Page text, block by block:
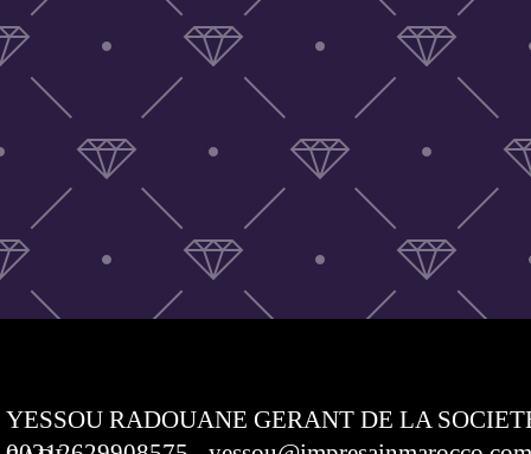
YESSOU RADOUANE GERANT DE LA